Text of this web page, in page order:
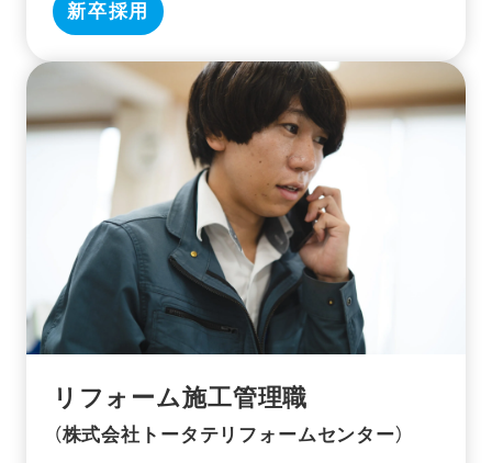
新卒採用
リフォーム施工管理職
（株式会社トータテリフォームセンター）